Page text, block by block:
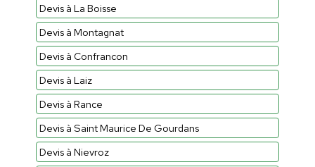
Devis à La Boisse
Devis à Montagnat
Devis à Confrancon
Devis à Laiz
Devis à Rance
Devis à Saint Maurice De Gourdans
Devis à Nievroz